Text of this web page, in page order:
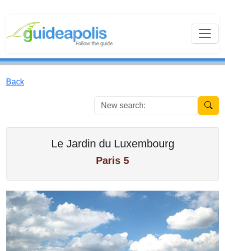
Back
New
Le Jardin du Luxembourg
Paris 5